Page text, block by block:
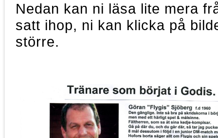
Nedan kan ni läsa lite mera
satt ihop, ni kan klicka på
större.